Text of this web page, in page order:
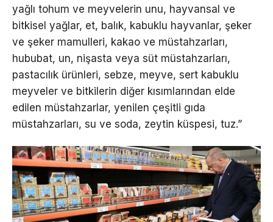
yağlı tohum ve meyvelerin unu, hayvansal ve
bitkisel yağlar, et, balık, kabuklu hayvanlar, şeker
ve şeker mamulleri, kakao ve müstahzarları,
hububat, un, nişasta veya süt müstahzarları,
pastacılık ürünleri, sebze, meyve, sert kabuklu
meyveler ve bitkilerin diğer kısımlarından elde
edilen müstahzarlar, yenilen çeşitli gıda
müstahzarları, su ve soda, zeytin küspesi, tuz.”